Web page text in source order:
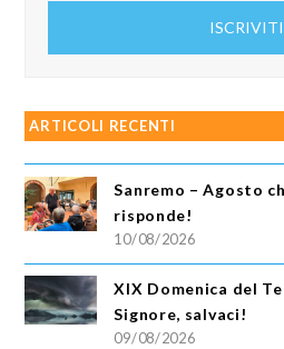
ARTICOLI RECENTI
Sanremo – Agosto
risponde!
10/08/2026
XIX Domenica del
Signore, salvaci!
09/08/2026